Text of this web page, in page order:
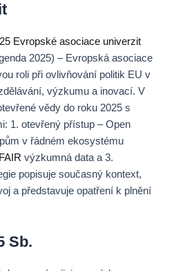
Evropské asociace univerzit
2025) – Evropská asociace
roli při ovlivňování politik EU v
výzkumu a inovací. V
vědy do roku 2025 s
1. otevřený přístup – Open
v řádném ekosystému
FAIR výzkumná data a 3.
popisuje současný kontext,
a představuje opatření k plnění
Sb.